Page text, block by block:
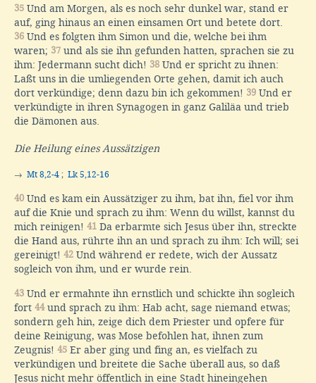
35 Und am Morgen, als es noch sehr dunkel war, stand er
auf, ging hinaus an einen einsamen Ort und betete dort.
36 Und es folgten ihm Simon und die, welche bei ihm
waren; 37 und als sie ihn gefunden hatten, sprachen sie zu
ihm: Jedermann sucht dich! 38 Und er spricht zu ihnen:
Laßt uns in die umliegenden Orte gehen, damit ich auch
dort verkündige; denn dazu bin ich gekommen! 39 Und er
verkündigte in ihren Synagogen in ganz Galiläa und trieb
die Dämonen aus.
Die Heilung eines Aussätzigen
→ Mt 8,2-4 ; Lk 5,12-16
40 Und es kam ein Aussätziger zu ihm, bat ihn, fiel vor ihm
auf die Knie und sprach zu ihm: Wenn du willst, kannst du
mich reinigen! 41 Da erbarmte sich Jesus über ihn, streckte
die Hand aus, rührte ihn an und sprach zu ihm: Ich will; sei
gereinigt! 42 Und während er redete, wich der Aussatz
sogleich von ihm, und er wurde rein.
43 Und er ermahnte ihn ernstlich und schickte ihn sogleich
fort 44und sprach zu ihm: Hab acht, sage niemand etwas;
sondern geh hin, zeige dich dem Priester und opfere für
deine Reinigung, was Mose befohlen hat, ihnen zum
Zeugnis! 45 Er aber ging und fing an, es vielfach zu
verkündigen und breitete die Sache überall aus, so daß
Jesus nicht mehr öffentlich in eine Stadt hineingehen